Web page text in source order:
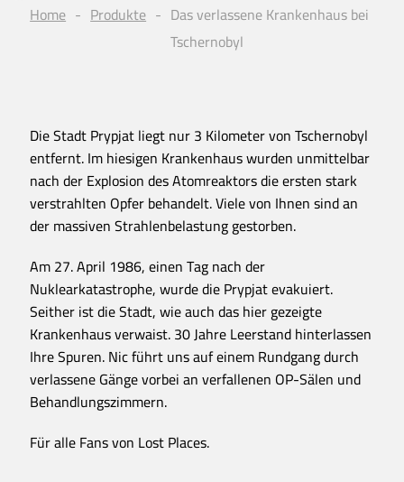
Home Produkte
Das verlassene Krankenhaus bei
Tschernobyl
Die Stadt Prypjat liegt nur 3 Kilometer von Tschernobyl
entfernt. Im hiesigen Krankenhaus wurden unmittelbar
nach der Explosion des Atomreaktors die ersten stark
verstrahlten Opfer behandelt. Viele von Ihnen sind an
der massiven Strahlenbelastung gestorben.
Am 27. April 1986, einen Tag nach der
Nuklearkatastrophe, wurde die Prypjat evakuiert.
Seither ist die Stadt, wie auch das hier gezeigte
Krankenhaus verwaist. 30 Jahre Leerstand hinterlassen
Ihre Spuren. Nic führt uns auf einem Rundgang durch
verlassene Gänge vorbei an verfallenen OP-Sälen und
Behandlungszimmern.
Für alle Fans von Lost Places.